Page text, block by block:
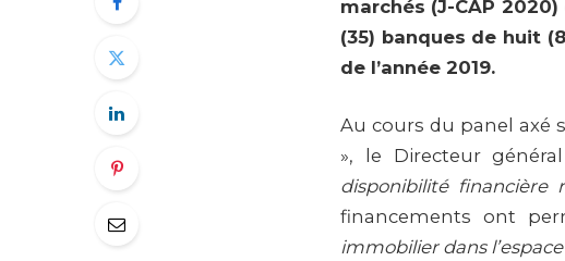
marchés (J-CAP
(35) banques de huit
de l’année 2019.
Au cours du panel axé
», le Directeur
disponibilité financière
financements ont
immobilier dans